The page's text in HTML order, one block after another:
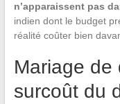
n’apparaissent pas
indien dont le budget
réalité coûter bien
Mariage de
surcoût du